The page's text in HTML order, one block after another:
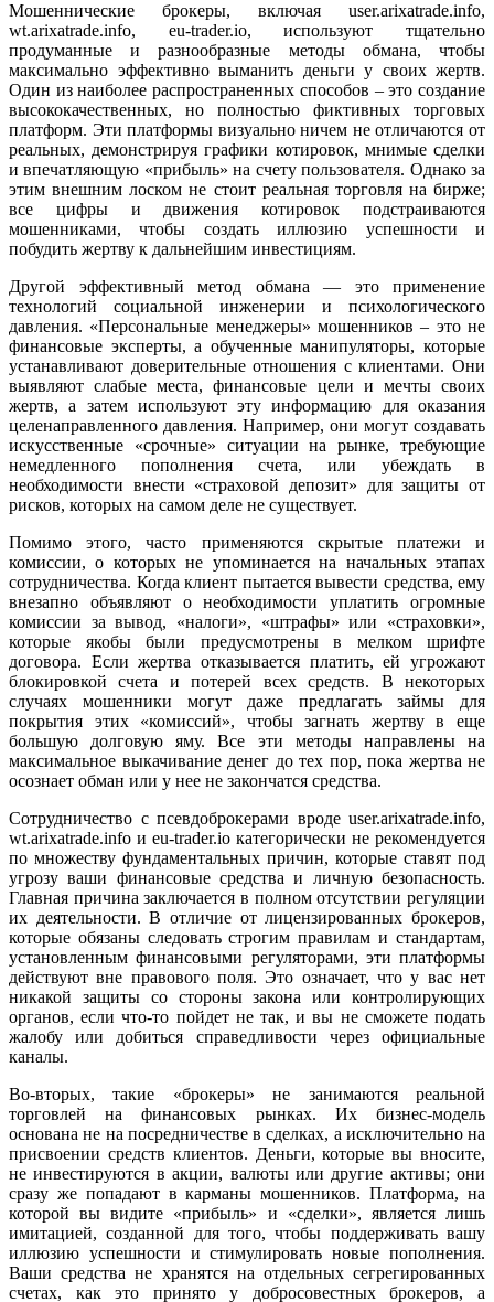
Мошеннические брокеры, включая user.arixatrade.info,
wt.arixatrade.info, eu-trader.io, используют тщательно
продуманные и разнообразные методы обмана, чтобы
максимально эффективно выманить деньги у своих жертв.
Один из наиболее распространенных способов – это создание
высококачественных, но полностью фиктивных торговых
платформ. Эти платформы визуально ничем не отличаются от
реальных, демонстрируя графики котировок, мнимые сделки
и впечатляющую «прибыль» на счету пользователя. Однако за
этим внешним лоском не стоит реальная торговля на бирже;
все цифры и движения котировок подстраиваются
мошенниками, чтобы создать иллюзию успешности и
побудить жертву к дальнейшим инвестициям.
Другой эффективный метод обмана — это применение
технологий социальной инженерии и психологического
давления. «Персональные менеджеры» мошенников – это не
финансовые эксперты, а обученные манипуляторы, которые
устанавливают доверительные отношения с клиентами. Они
выявляют слабые места, финансовые цели и мечты своих
жертв, а затем используют эту информацию для оказания
целенаправленного давления. Например, они могут создавать
искусственные «срочные» ситуации на рынке, требующие
немедленного пополнения счета, или убеждать в
необходимости внести «страховой депозит» для защиты от
рисков, которых на самом деле не существует.
Помимо этого, часто применяются скрытые платежи и
комиссии, о которых не упоминается на начальных этапах
сотрудничества. Когда клиент пытается вывести средства, ему
внезапно объявляют о необходимости уплатить огромные
комиссии за вывод, «налоги», «штрафы» или «страховки»,
которые якобы были предусмотрены в мелком шрифте
договора. Если жертва отказывается платить, ей угрожают
блокировкой счета и потерей всех средств. В некоторых
случаях мошенники могут даже предлагать займы для
покрытия этих «комиссий», чтобы загнать жертву в еще
большую долговую яму. Все эти методы направлены на
максимальное выкачивание денег до тех пор, пока жертва не
осознает обман или у нее не закончатся средства.
Сотрудничество с псевдоброкерами вроде user.arixatrade.info,
wt.arixatrade.info и eu-trader.io категорически не рекомендуется
по множеству фундаментальных причин, которые ставят под
угрозу ваши финансовые средства и личную безопасность.
Главная причина заключается в полном отсутствии регуляции
их деятельности. В отличие от лицензированных брокеров,
которые обязаны следовать строгим правилам и стандартам,
установленным финансовыми регуляторами, эти платформы
действуют вне правового поля. Это означает, что у вас нет
никакой защиты со стороны закона или контролирующих
органов, если что-то пойдет не так, и вы не сможете подать
жалобу или добиться справедливости через официальные
каналы.
Во-вторых, такие «брокеры» не занимаются реальной
торговлей на финансовых рынках. Их бизнес-модель
основана не на посредничестве в сделках, а исключительно на
присвоении средств клиентов. Деньги, которые вы вносите,
не инвестируются в акции, валюты или другие активы; они
сразу же попадают в карманы мошенников. Платформа, на
которой вы видите «прибыль» и «сделки», является лишь
имитацией, созданной для того, чтобы поддерживать вашу
иллюзию успешности и стимулировать новые пополнения.
Ваши средства не хранятся на отдельных сегрегированных
счетах, как это принято у добросовестных брокеров, а